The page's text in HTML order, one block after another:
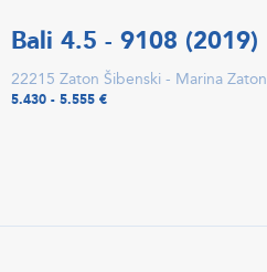
Bali 4.5 - 9108 (2019)
22215 Zaton Šibenski - Marina Zaton
5.430 - 5.555 €